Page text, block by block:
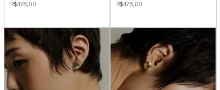
R$478,00
R$478,00